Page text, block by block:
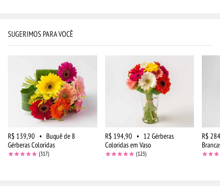
SUGERIMOS PARA VOCÊ
R$ 139,90 • Buquê de 8
Gérberas Coloridas
(317)
R$ 194,90 • 12 Gérberas
Coloridas em Vaso
(123)
R$